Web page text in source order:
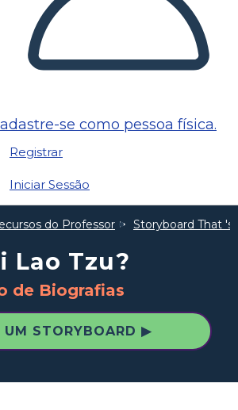
se como pessoa física.
Registrar
Iniciar Sessão
do Professor Storyboard That 's
Lao Tzu?
de Biografias
UM STORYBOARD ▶